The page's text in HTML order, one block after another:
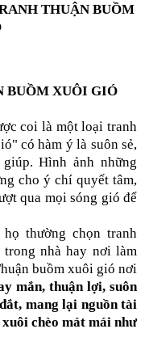
THUẬN BUỒM
BUỒM XUÔI GIÓ
coi là một loạitranh
có hàm ý là suôn sẻ,
Hình ảnh những
cho ý chí quyết tâm,
qua mọi sóng gió để
thường chọn tranh
nhà hay nơi làm
buồm xuôi gió nơi
mắn, thuận lợi, suôn
mang lại nguồn tài
chèo mát mái như